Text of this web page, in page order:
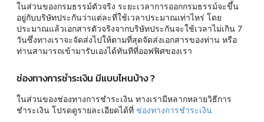
ในส่วนของกรมธรรม์ตัวจริง ระยะเวลาการออกกรมธรรม์จะขึ้น
อยู่กับบริษัทประกันว่าแต่ละที่ใช้เวลาประมาณเท่าไหร่ โดย
ประมาณแล้วเอกสารตัวจริงจากบริษัทประกันจะใช้เวลาไม่เกิน 7
วันซึ่งทางเราจะจัดส่งไปให้ตามที่สุดจัดส่งเอกสารของท่าน หรือ
ท่านสามารถเข้ามารับเองได้ทันทีที่ออฟฟิศของเรา
ช่องทางการชำระเงิน มีแบบไหนบ้าง ?
ในส่วนของช่องทางการชำระเงิน ทางเรามีหลากหลายวิธีการ
ชำระเงิน โปรดดูรายละเอียดได้ที่ ช่องทางการชำระเงิน